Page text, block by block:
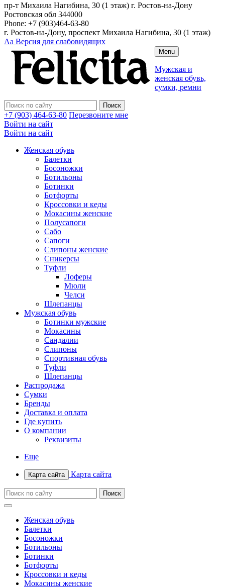
пр-т Михаила Нагибина, 30 (1 этаж) г. Ростов-на-Дону
Ростовская обл 344000
Phone: +7 (903)464-63-80
г. Ростов-на-Дону, проспект Михаила Нагибина, 30 (1 этаж)
Аа Версия для слабовидящих
Menu
Мужская и
женская обувь,
сумки, ремни
+7 (903) 464-63-80 Перезвоните мне
Войти на сайт
Войти на сайт
Женская обувь
Балетки
Босоножки
Ботильоны
Ботинки
Ботфорты
Кроссовки и кеды
Мокасины женские
Полусапоги
Сабо
Сапоги
Слипоны женские
Сникерсы
Туфли
Лоферы
Мюли
Челси
Шлепанцы
Мужская обувь
Ботинки мужские
Мокасины
Сандалии
Слипоны
Спортивная обувь
Туфли
Шлепанцы
Распродажа
Сумки
Бренды
Доставка и оплата
Где купить
О компании
Реквизиты
Еще
Карта сайта Карта сайта
Женская обувь
Балетки
Босоножки
Ботильоны
Ботинки
Ботфорты
Кроссовки и кеды
Мокасины женские